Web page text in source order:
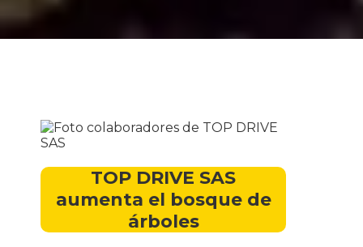
TOP DRIVE SAS
aumenta el bosque de
árboles